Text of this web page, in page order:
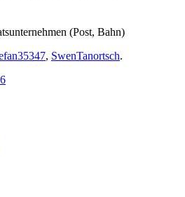
(Post, Bahn)
, SwenTanortsch.